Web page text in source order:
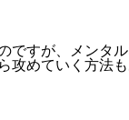
ですが、メンタ
攻めていく方法も